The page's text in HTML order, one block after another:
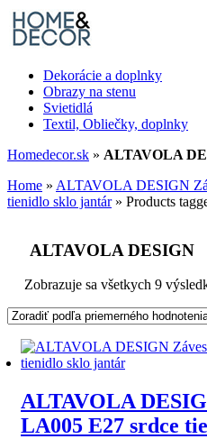
Dekorácie a doplnky
Obrazy na stenu
Svietidlá
Textil, Obliečky, doplnky
Homedecor.sk » ALTAVOLA
Home » ALTAVOLA DESIGN
tienidlo sklo jantár » Products
ALTAVOLA DESIGN
Zobrazuje sa všetkych 9
ALTAVOLA
LA005 E27 srdce